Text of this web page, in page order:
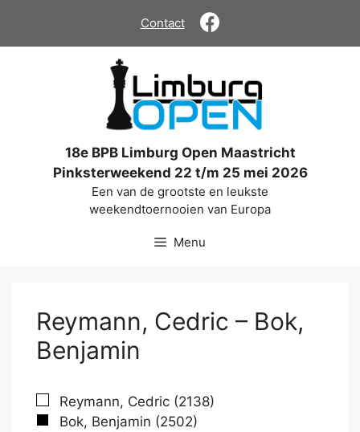
de
Contact
18e BPB Limburg Open Maastricht
Pinksterweekend 22 t/m 25 mei 2026
Een van de grootste en leukste
weekendtoernooien van Europa
Menu
Reymann, Cedric – Bok,
Benjamin
Reymann, Cedric (2138)
Bok, Benjamin (2502)